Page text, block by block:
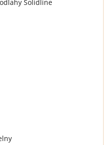
Solidline